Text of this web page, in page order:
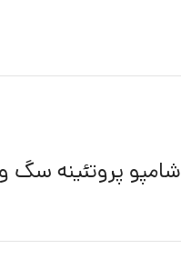
شامپو پروتئینه سگ و گربه